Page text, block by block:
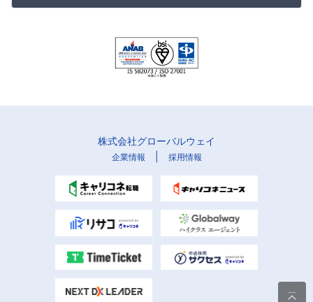
株式会社グローバルウェイ
企業情報 採用情報
